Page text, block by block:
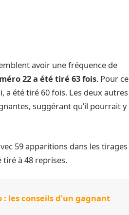
avoir une fréquence de
22 a été tiré 63 fois. Pour ce
a été tiré 60 fois. Les deux autres
suggérant qu’il pourrait y
59 apparitions dans les tirages
tiré à 48 reprises.
les conseils d’un gagnant